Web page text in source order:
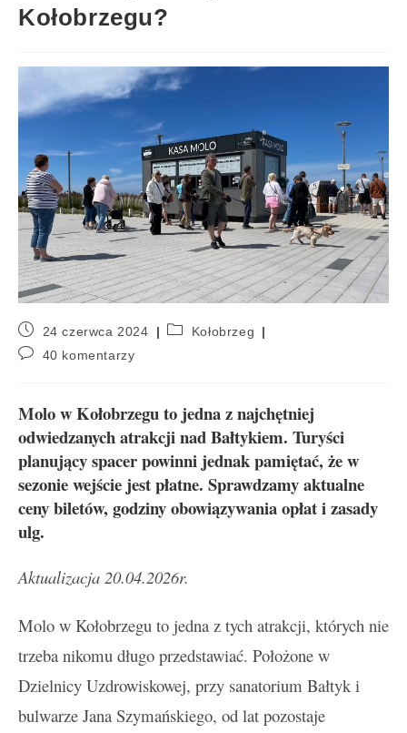
Kołobrzegu?
24 czerwca 2024
Kołobrzeg
40 komentarzy
Molo w Kołobrzegu to jedna z najchętniej
odwiedzanych atrakcji nad Bałtykiem. Turyści
planujący spacer powinni jednak pamiętać, że w
sezonie wejście jest płatne. Sprawdzamy aktualne
ceny biletów, godziny obowiązywania opłat i zasady
ulg.
Aktualizacja 20.04.2026r.
Molo w Kołobrzegu to jedna z tych atrakcji, których nie
trzeba nikomu długo przedstawiać. Położone w
Dzielnicy Uzdrowiskowej, przy sanatorium Bałtyk i
bulwarze Jana Szymańskiego, od lat pozostaje